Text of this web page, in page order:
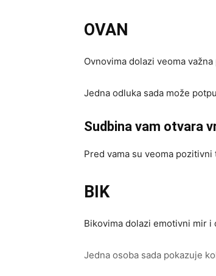
OVAN
Ovnovima dolazi veoma
Jedna odluka sada može
Sudbina vam otvara
Pred vama su veoma pozitivni
BIK
Bikovima dolazi emotivni mir i
Jedna osoba sada pokazuje